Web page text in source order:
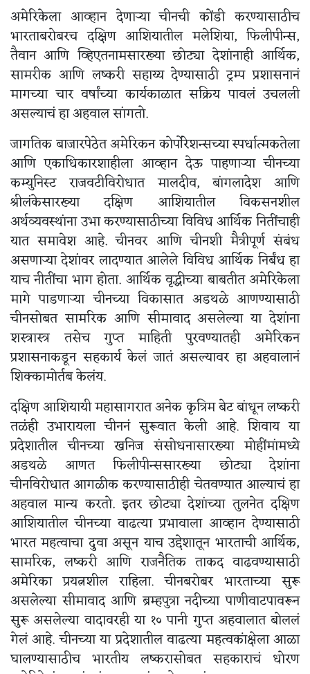
अमेरिकेला आव्हान देणाऱ्या चीनची कोंडी करण्यासाठीच
भारताबरोबरच दक्षिण आशियातील मलेशिया, फिलीपीन्स,
तैवान आणि व्हिएतनामसारख्या छोट्या देशांनाही आर्थिक,
सामरीक आणि लष्करी सहाय्य देण्यासाठी ट्रम्प प्रशासनानं
मागच्या चार वर्षांच्या कार्यकाळात सक्रिय पावलं उचलली
असल्याचं हा अहवाल सांगतो.
जागतिक बाजारपेठेत अमेरिकन कोर्पोरेशन्सच्या स्पर्धात्मकतेला
आणि एकाधिकारशाहीला आव्हान देऊ पाहणाऱ्या चीनच्या
कम्युनिस्ट राजवटीविरोधात मालदीव, बांगलादेश आणि
श्रीलंकेसारख्या दक्षिण आशियातील विकसनशील
अर्थव्यवस्थांना उभा करण्यासाठीच्या विविध आर्थिक नितींचाही
यात समावेश आहे. चीनवर आणि चीनशी मैत्रीपूर्ण संबंध
असणाऱ्या देशांवर लादण्यात आलेले विविध आर्थिक निर्बंध हा
याच नीतींचा भाग होता. आर्थिक वृद्धीच्या बाबतीत अमेरिकेला
मागे पाडणाऱ्या चीनच्या विकासात अडथळे आणण्यासाठी
चीनसोबत सामरिक आणि सीमावाद असलेल्या या देशांना
शस्त्रास्त्र तसेच गुप्त माहिती पुरवण्यातही अमेरिकन
प्रशासनाकडून सहकार्य केलं जातं असल्यावर हा अहवालानं
शिक्कामोर्तब केलंय.
दक्षिण आशियायी महासागरात अनेक कृत्रिम बेट बांधून लष्करी
तळंही उभारायला चीननं सुरूवात केली आहे. शिवाय या
प्रदेशातील चीनच्या खनिज संसोधनासारख्या मोहींमांमध्ये
अडथळे आणत फिलीपीन्ससारख्या छोट्या देशांना
चीनविरोधात आगळीक करण्यासाठीही चेतवण्यात आल्याचं हा
अहवाल मान्य करतो. इतर छोट्या देशांच्या तुलनेत दक्षिण
आशियातील चीनच्या वाढत्या प्रभावाला आव्हान देण्यासाठी
भारत महत्वाचा दुवा असून याच उद्देशातून भारताची आर्थिक,
सामरिक, लष्करी आणि राजनैतिक ताकद वाढवण्यासाठी
अमेरिका प्रयत्नशील राहिला. चीनबरोबर भारताच्या सुरू
असलेल्या सीमावाद आणि ब्रम्हपुत्रा नदीच्या पाणीवाटपावरून
सुरू असलेल्या वादावरही या १० पानी गुप्त अहवालात बोललं
गेलं आहे. चीनच्या या प्रदेशातील वाढत्या महत्वकांक्षेला आळा
घालण्यासाठीच भारतीय लष्करासोबत सहकाराचं धोरण